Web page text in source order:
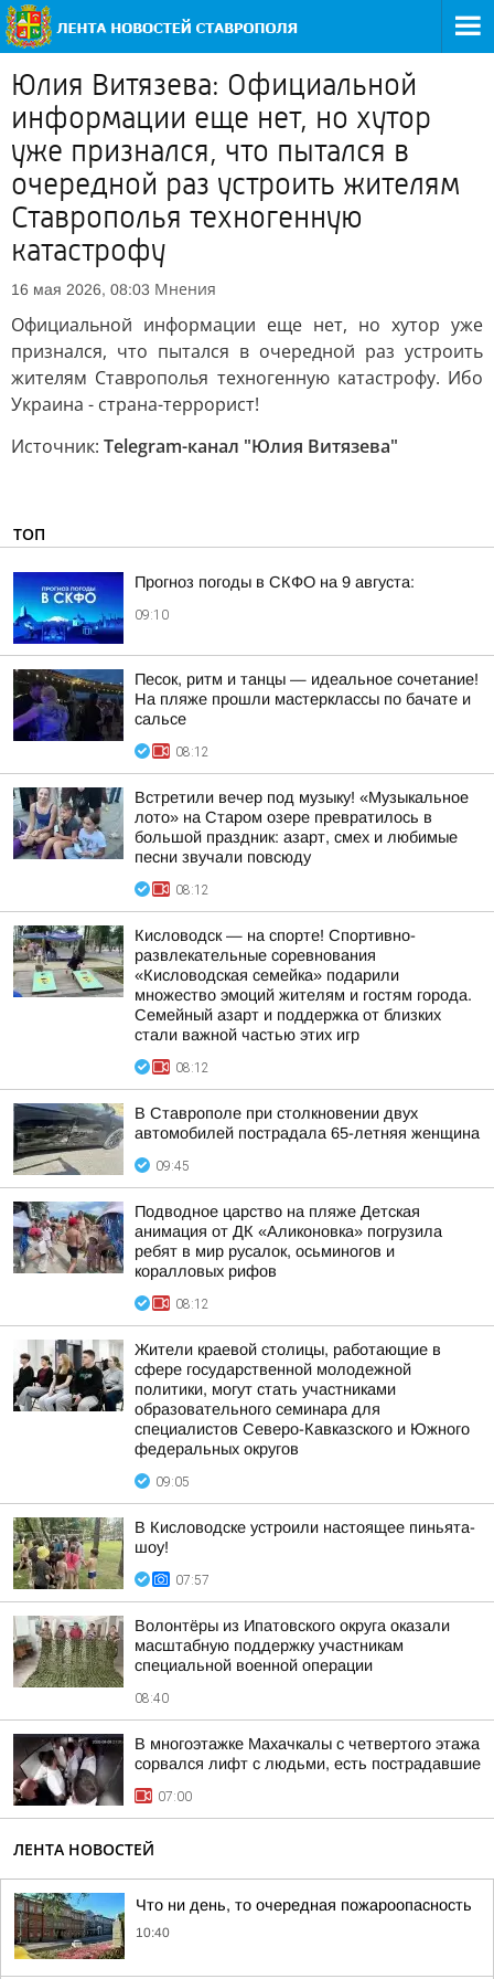
Юлия Витязева: Официальной
информации еще нет, но хутор
уже признался, что пытался в
очередной раз устроить жителям
Ставрополья техногенную
катастрофу
16 мая 2026, 08:03 Мнения
Официальной информации еще нет, но хутор уже
признался, что пытался в очередной раз устроить
жителям Ставрополья техногенную катастрофу. Ибо
Украина - страна-террорист!
Источник: Telegram-канал "Юлия Витязева"
ТОП
Прогноз погоды в СКФО на 9 августа:
09:10
Песок, ритм и танцы — идеальное сочетание!
На пляже прошли мастерклассы по бачате и
сальсе
08:12
Встретили вечер под музыку! «Музыкальное
лото» на Старом озере превратилось в
большой праздник: азарт, смех и любимые
песни звучали повсюду
08:12
Кисловодск — на спорте! Спортивно-
развлекательные соревнования
«Кисловодская семейка» подарили
множество эмоций жителям и гостям города.
Семейный азарт и поддержка от близких
стали важной частью этих игр
08:12
В Ставрополе при столкновении двух
автомобилей пострадала 65-летняя женщина
09:45
Подводное царство на пляже Детская
анимация от ДК «Аликоновка» погрузила
ребят в мир русалок, осьминогов и
коралловых рифов
08:12
Жители краевой столицы, работающие в
сфере государственной молодежной
политики, могут стать участниками
образовательного семинара для
специалистов Северо-Кавказского и Южного
федеральных округов
09:05
В Кисловодске устроили настоящее пиньята-
шоу!
07:57
Волонтёры из Ипатовского округа оказали
масштабную поддержку участникам
специальной военной операции
08:40
В многоэтажке Махачкалы с четвертого этажа
сорвался лифт с людьми, есть пострадавшие
07:00
ЛЕНТА НОВОСТЕЙ
Что ни день, то очередная пожароопасность
10:40